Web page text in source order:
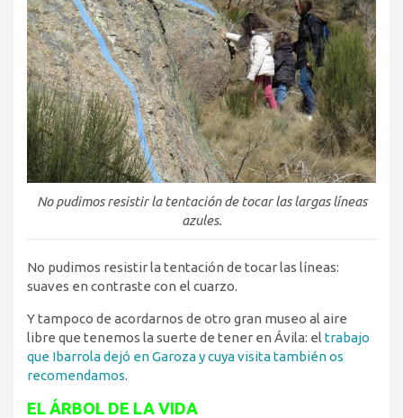
No pudimos resistir la tentación de tocar las largas líneas
azules.
No pudimos resistir la tentación de tocar las líneas:
suaves en contraste con el cuarzo.
Y tampoco de acordarnos de otro gran museo al aire
libre que tenemos la suerte de tener en Ávila: el trabajo
que Ibarrola dejó en Garoza y cuya visita también os
recomendamos.
EL ÁRBOL DE LA VIDA